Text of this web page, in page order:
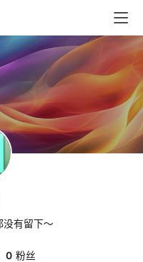
没有留下～
0 粉丝